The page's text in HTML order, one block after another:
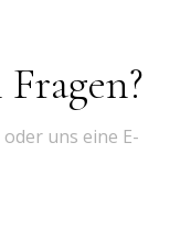
uns eine E-